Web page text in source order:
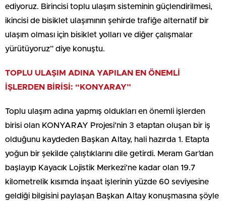
ediyoruz. Birincisi toplu ulaşım sisteminin güçlendirilmesi,
ikincisi de bisiklet ulaşımının şehirde trafiğe alternatif bir
ulaşım olması için bisiklet yolları ve diğer çalışmalar
yürütüyoruz” diye konuştu.
TOPLU ULAŞIM ADINA YAPILAN EN ÖNEMLİ
İŞLERDEN BİRİSİ: “KONYARAY”
Toplu ulaşım adına yapmış oldukları en önemli işlerden
birisi olan KONYARAY Projesi’nin 3 etaptan oluşan bir iş
olduğunu kaydeden Başkan Altay, hali hazırda 1. Etapta
yoğun bir şekilde çalıştıklarını dile getirdi. Meram Gar’dan
başlayıp Kayacık Lojistik Merkezi’ne kadar olan 19.7
kilometrelik kısımda inşaat işlerinin yüzde 60 seviyesine
geldiği bilgisini paylaşan Başkan Altay konuşmasına şöyle